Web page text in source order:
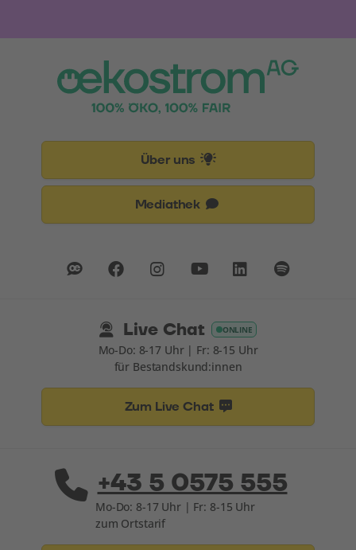
Über uns
Mediathek
Live Chat ONLINE
Mo-Do: 8-17 Uhr | Fr: 8-15 Uhr
für Bestandskund:innen
Zum Live Chat
+43 5 0575 555
Mo-Do: 8-17 Uhr | Fr: 8-15 Uhr
zum Ortstarif